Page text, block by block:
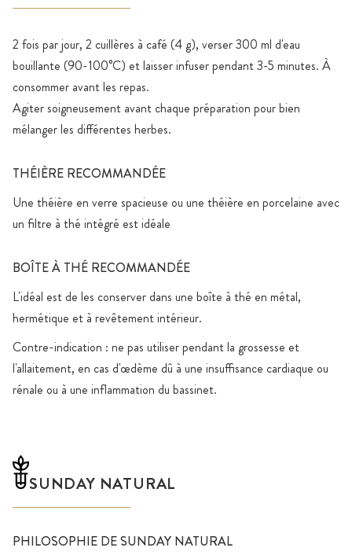
2 fois par jour, 2 cuillères à café (4 g), verser 300 ml d'eau
bouillante (90-100°C) et laisser infuser pendant 3-5 minutes. À
consommer avant les repas.
Agiter soigneusement avant chaque préparation pour bien
mélanger les différentes herbes.
THÉIÈRE RECOMMANDÉE
Une théière en verre spacieuse ou une théière en porcelaine avec
un filtre à thé intégré est idéale
BOÎTE À THÉ RECOMMANDÉE
L'idéal est de les conserver dans une boîte à thé en métal,
hermétique et à revêtement intérieur.
Contre-indication : ne pas utiliser pendant la grossesse et
l'allaitement, en cas d'œdème dû à une insuffisance cardiaque ou
rénale ou à une inflammation du bassinet.
SUNDAY NATURAL
PHILOSOPHIE DE SUNDAY NATURAL